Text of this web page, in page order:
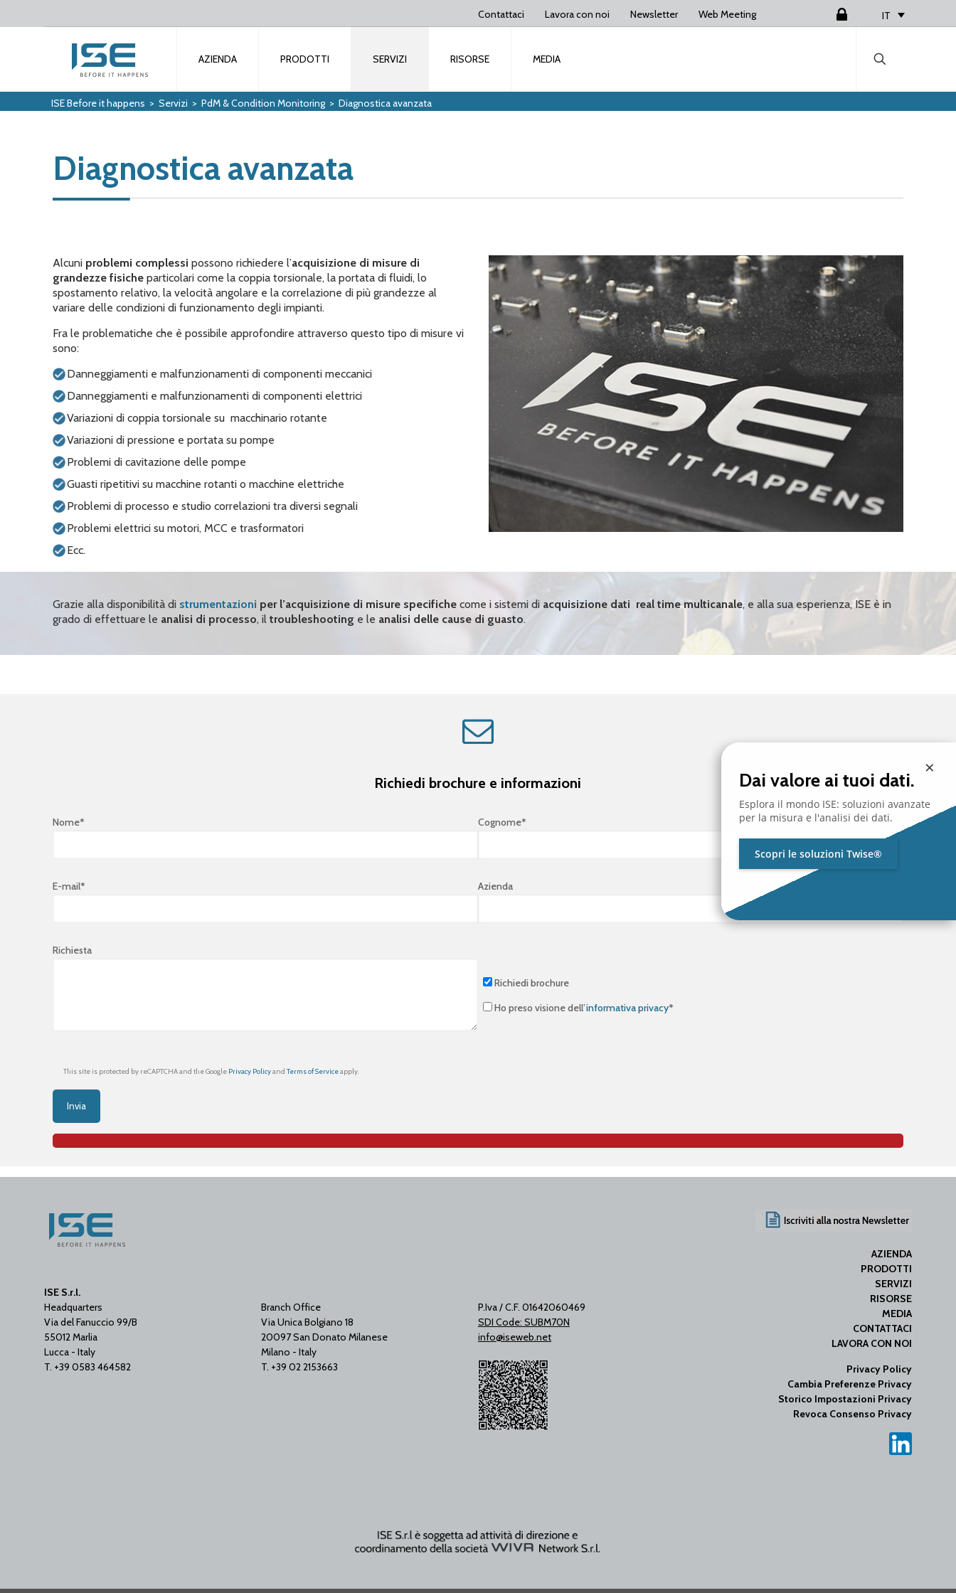
Contattaci Lavora con noi Newsletter Web Meeting IT
AZIENDA PRODOTTI SERVIZI RISORSE MEDIA
ISE Before it happens > Servizi > PdM & Condition Monitoring > Diagnostica avanzata
Diagnostica avanzata
Alcuni problemi complessi possono richiedere l’acquisizione di misure di
grandezze fisicheparticolari come la coppia torsionale, la portata di fluidi, lo
spostamento relativo, la velocità angolare e la correlazione di più grandezze al
variare delle condizioni di funzionamento degli impianti.
Fra le problematiche che è possibile approfondire attraverso questo tipo di misure vi
sono:
Danneggiamenti e malfunzionamenti di componenti meccanici
Danneggiamenti e malfunzionamenti di componenti elettrici
Variazioni di coppia torsionale su macchinario rotante
Variazioni di pressione e portata su pompe
Problemi di cavitazione delle pompe
Guasti ripetitivi su macchine rotanti o macchine elettriche
Problemi di processo e studio correlazioni tra diversi segnali
Problemi elettrici su motori, MCC e trasformatori
Ecc.
Grazie alla disponibilità di strumentazioni per l’acquisizione di misure specifiche come i sistemi di acquisizione dati real time multicanale, e alla sua esperienza, ISE è in
grado di effettuare le analisi di processo, iltroubleshooting e le analisi delle cause di guasto.
Richiedi brochure e informazioni
Nome* Cognome*
E-mail* Azienda
Richiesta
Richiedi brochure
Ho preso visione dell’informativa privacy*
This site is protected by reCAPTCHA and the Google Privacy PolicyandTerms of Serviceapply.
ISE S.r.l.
Headquarters
Via del Fanuccio 99/B
55012 Marlia
Lucca - Italy
T. +39 0583 464582
Branch Office
Via Unica Bolgiano 18
20097 San Donato Milanese
Milano - Italy
T. +39 02 2153663
P.Iva / C.F. 01642060469
SDI Code: SUBM70N
info@iseweb.net
AZIENDA
PRODOTTI
SERVIZI
RISORSE
MEDIA
CONTATTACI
LAVORA CON NOI
Privacy Policy
Cambia Preferenze Privacy
Storico Impostazioni Privacy
Revoca Consenso Privacy
×
Dai valore ai tuoi dati.
Esplora il mondo ISE: soluzioni avanzate
per la misura e l'analisi dei dati.
Scopri le soluzioni Twise®